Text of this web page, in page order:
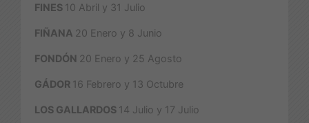
FINES 10 Abril y 31 Julio
FIÑANA 20 Enero y 8 Junio
FONDÓN 20 Enero y 25 Agosto
GÁDOR 16 Febrero y 13 Octubre
LOS GALLARDOS 14 Julio y 17 Julio